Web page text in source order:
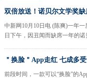
双倍放送！诺贝尔文学奖
中新网10月10日电 (陈爽)一年
日下午，因丑闻而缺席一年的
＂换脸＂App走红 七成多
前段时间，一款可以“换脸”的